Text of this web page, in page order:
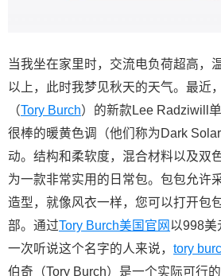
当我坐在家里时，交流电负荷超高，
以上，此时我梦见秋天的天气。最近
（Tory Burch）的新款Lee Radziwill
很棒的暖黄色调（他们称为Dark
动。结构和柔软度，混合材料以及双
为一款非常实用的日常包。包包允许
造型，就像风衣一样，您可以打开包
部。通过Tory Burch美国官网 以998美
一次听说这个名字的人来说， tory
伯奇（Tory Burch）是一个实际可行